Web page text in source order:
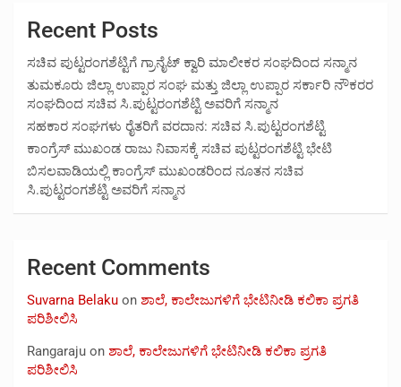
Recent Posts
ಸಚಿವ ಪುಟ್ಟರಂಗಶೆಟ್ಟಿಗೆ ಗ್ರಾನೈಟ್ ಕ್ವಾರಿ ಮಾಲೀಕರ ಸಂಘದಿಂದ ಸನ್ಮಾನ
ತುಮಕೂರು ಜಿಲ್ಲಾ ಉಪ್ಪಾರ ಸಂಘ ಮತ್ತು ಜಿಲ್ಲಾ ಉಪ್ಪಾರ ಸರ್ಕಾರಿ ನೌಕರರ
ಸಂಘದಿಂದ ಸಚಿವ ಸಿ.ಪುಟ್ಟರಂಗಶೆಟ್ಟಿ ಅವರಿಗೆ ಸನ್ಮಾನ
ಸಹಕಾರ ಸಂಘಗಳು ರೈತರಿಗೆ ವರದಾನ: ಸಚಿವ ಸಿ.ಪುಟ್ಟರಂಗಶೆಟ್ಟಿ
ಕಾಂಗ್ರೆಸ್ ಮುಖಂಡ ರಾಜು ನಿವಾಸಕ್ಕೆ ಸಚಿವ ಪುಟ್ಟರಂಗಶೆಟ್ಟಿ ಭೇಟಿ
ಬಿಸಲವಾಡಿಯಲ್ಲಿ ಕಾಂಗ್ರೆಸ್ ಮುಖಂಡರಿಂದ ನೂತನ ಸಚಿವ
ಸಿ.ಪುಟ್ಟರಂಗಶೆಟ್ಟಿ ಅವರಿಗೆ ಸನ್ಮಾನ
Recent Comments
Suvarna Belaku on ಶಾಲೆ, ಕಾಲೇಜುಗಳಿಗೆ ಭೇಟಿನೀಡಿ ಕಲಿಕಾ ಪ್ರಗತಿ
ಪರಿಶೀಲಿಸಿ
Rangaraju on ಶಾಲೆ, ಕಾಲೇಜುಗಳಿಗೆ ಭೇಟಿನೀಡಿ ಕಲಿಕಾ ಪ್ರಗತಿ
ಪರಿಶೀಲಿಸಿ